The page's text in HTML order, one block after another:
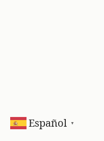
Español ▼